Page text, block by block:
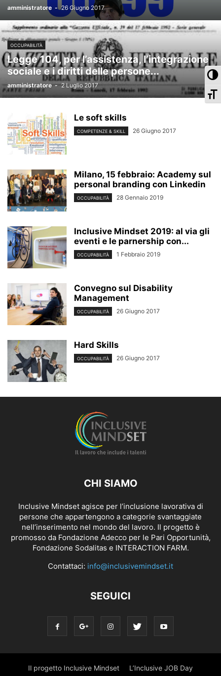
amministratore - 26 Giugno 2017
OCCUPABILITÀ
Legge 104, per l’assistenza, l’integrazione
sociale e i diritti delle persone...
amministratore - 2 Luglio 2017
Le soft skills
COMPETENZE & SKILL 26 Giugno 2017
Milano, 15 febbraio: Academy sul
personal branding con Linkedin
OCCUPABILITÀ 28 Gennaio 2019
Inclusive Mindset 2019: al via gli
eventi e le parnership con...
OCCUPABILITÀ 1 Febbraio 2019
Convegno sul Disability
Management
OCCUPABILITÀ 26 Giugno 2017
Hard Skills
OCCUPABILITÀ 26 Giugno 2017
CHI SIAMO
Inclusive Mindset agisce per l’inclusione lavorativa di
persone che appartengono a categorie svantaggiate
nell’inserimento nel mondo del lavoro. Il progetto è
promosso da Fondazione Adecco per le Pari Opportunità,
Fondazione Sodalitas e INTERACTION FARM.
Contattaci: info@inclusivemindset.it
SEGUICI
Il progetto Inclusive Mindset L’Inclusive JOB Day